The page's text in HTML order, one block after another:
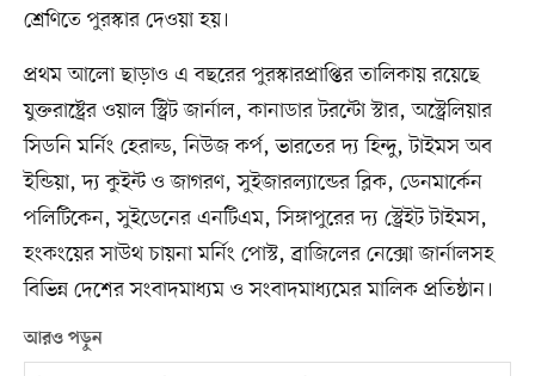
শ্রেণিতে পুরস্কার দেওয়া হয়।
প্রথম আলো ছাড়াও এ বছরের পুরস্কারপ্রাপ্তির তালিকায় রয়েছে
যুক্তরাষ্ট্রের ওয়াল স্ট্রিট জার্নাল, কানাডার টরন্টো স্টার, অস্ট্রেলিয়ার
সিডনি মর্নিং হেরাল্ড, নিউজ কর্প, ভারতের দ্য হিন্দু, টাইমস অব
ইন্ডিয়া, দ্য কুইন্ট ও জাগরণ, সুইজারল্যান্ডের ব্লিক, ডেনমার্কেন
পলিটিকেন, সুইডেনের এনটিএম, সিঙ্গাপুরের দ্য স্ট্রেইট টাইমস,
হংকংয়ের সাউথ চায়না মর্নিং পোস্ট, ব্রাজিলের নেক্সো জার্নালসহ
বিভিন্ন দেশের সংবাদমাধ্যম ও সংবাদমাধ্যমের মালিক প্রতিষ্ঠান।
আরও পড়ুন